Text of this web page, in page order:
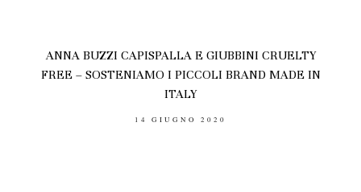
ANNA BUZZI CAPISPALLA E GIUBBINI CRUELTY
FREE – SOSTENIAMO I PICCOLI BRAND MADE IN
ITALY
POSTED
14 GIUGNO 2020